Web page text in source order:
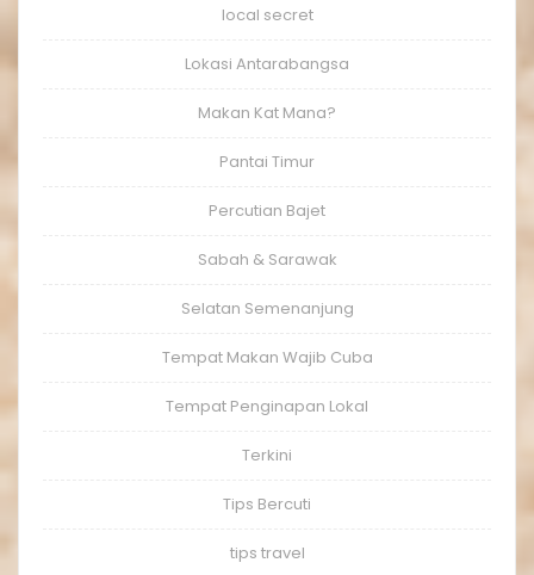
local secret
Lokasi Antarabangsa
Makan Kat Mana?
Pantai Timur
Percutian Bajet
Sabah & Sarawak
Selatan Semenanjung
Tempat Makan Wajib Cuba
Tempat Penginapan Lokal
Terkini
Tips Bercuti
tips travel